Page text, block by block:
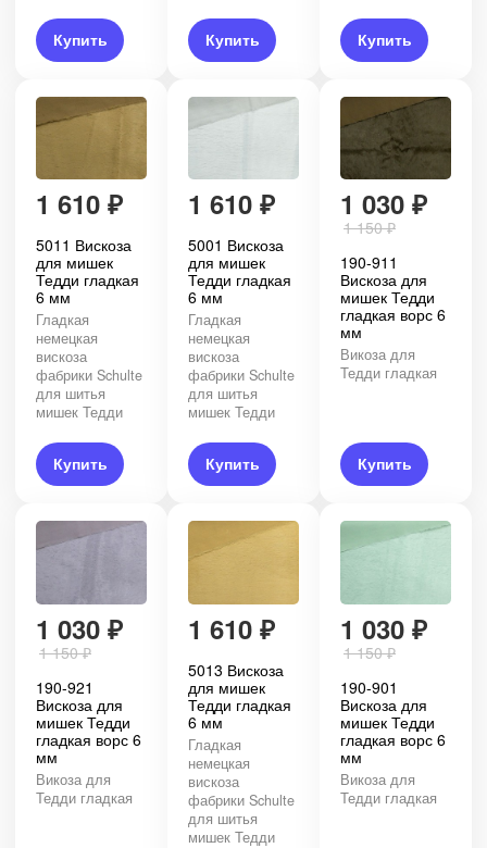
Купить Купить Купить
1 610 ₽
5011 Вискоза
для мишек
Тедди гладкая
6 мм
Гладкая
немецкая
вискоза
фабрики Schulte
для шитья
мишек Тедди
Купить
1 610 ₽
5001 Вискоза
для мишек
Тедди гладкая
6 мм
Гладкая
немецкая
вискоза
фабрики Schulte
для шитья
мишек Тедди
Купить
1 030 ₽
1 150₽
190-911
Вискоза для
мишек Тедди
гладкая ворс 6
мм
Викоза для
Тедди гладкая
Купить
1 030 ₽
1 150₽
190-921
Вискоза для
мишек Тедди
гладкая ворс 6
мм
Викоза для
Тедди гладкая
1 610 ₽
5013 Вискоза
для мишек
Тедди гладкая
6 мм
Гладкая
немецкая
вискоза
фабрики Schulte
для шитья
мишек Тедди
1 030 ₽
1 150₽
190-901
Вискоза для
мишек Тедди
гладкая ворс 6
мм
Викоза для
Тедди гладкая